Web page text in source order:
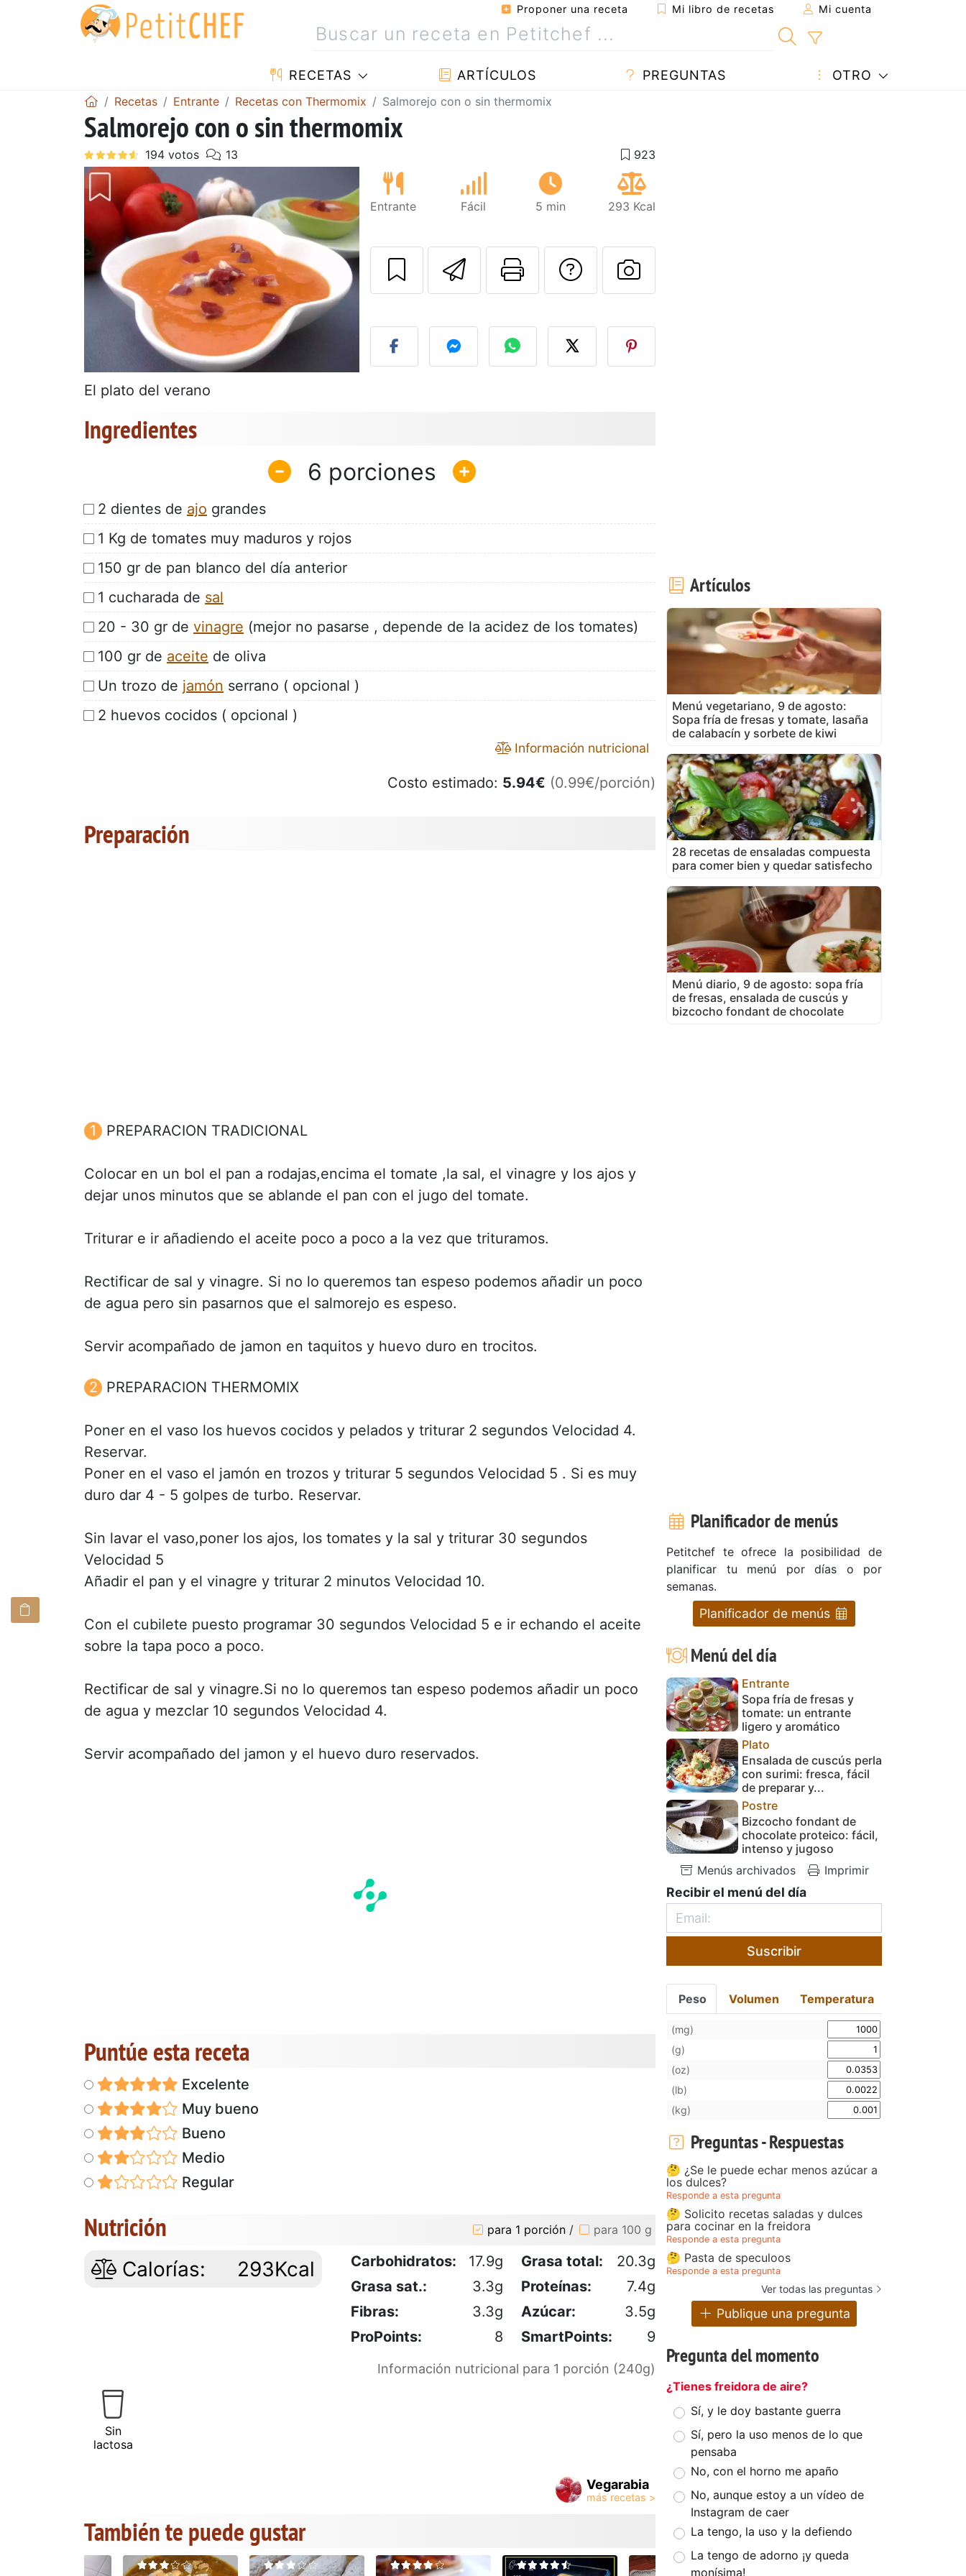
Proponer una receta Mi libro de recetas Mi cuenta
RECETAS ARTÍCULOS PREGUNTAS OTRO
Recetas Entrante Recetas con Thermomix Salmorejo con o sin thermomix
Salmorejo con o sin thermomix
Entrante Fácil 5 min 293 Kcal
Enviar esta receta a un amigo
Imprimir esta página
Preguntar al autor
Publicar la foto de esta receta
El plato del verano
Ingredientes
6
2 dientes de ajo grandes
1 Kg de tomates muy maduros y rojos
150 gr de pan blanco del día anterior
1 cucharada de sal
20 - 30 gr de vinagre (mejor no pasarse , depende de la acidez de los tomates)
100 gr de aceite de oliva
Un trozo de jamón serrano ( opcional )
2 huevos cocidos ( opcional )
Información nutricional
Costo estimado: 5.94€ (0.99€/porción)
Preparación
PREPARACION TRADICIONAL
Colocar en un bol el pan a rodajas,encima el tomate ,la sal, el vinagre y los ajos y
dejar unos minutos que se ablande el pan con el jugo del tomate.
Triturar e ir añadiendo el aceite poco a poco a la vez que trituramos.
Rectificar de sal y vinagre. Si no lo queremos tan espeso podemos añadir un poco
de agua pero sin pasarnos que el salmorejo es espeso.
Servir acompañado de jamon en taquitos y huevo duro en trocitos.
PREPARACION THERMOMIX
Poner en el vaso los huevos cocidos y pelados y triturar 2 segundos Velocidad 4.
Reservar.
Poner en el vaso el jamón en trozos y triturar 5 segundos Velocidad 5 . Si es muy
duro dar 4 - 5 golpes de turbo. Reservar.
Sin lavar el vaso,poner los ajos, los tomates y la sal y triturar 30 segundos
Velocidad 5
Añadir el pan y el vinagre y triturar 2 minutos Velocidad 10.
Con el cubilete puesto programar 30 segundos Velocidad 5 e ir echando el aceite
sobre la tapa poco a poco.
Rectificar de sal y vinagre.Si no lo queremos tan espeso podemos añadir un poco
de agua y mezclar 10 segundos Velocidad 4.
Servir acompañado del jamon y el huevo duro reservados.
Puntúe esta receta
Excelente
Muy bueno
Bueno
Medio
Regular
Nutrición para 1 porción / para 100 g
Calorías: 293Kcal Carbohidratos: 17.9g Grasa total:
20.3g
Grasa sat.:
3.3g Proteínas:
7.4g
Fibras:
3.3g Azúcar:
3.5g
ProPoints:
8 SmartPoints: 9
Información nutricional para 1 porción (240g)
Sin
lactosa
Vegarabia
También te puede gustar
Artículos
Menú vegetariano, 9 de agosto:
Sopa fría de fresas y tomate, lasaña
de calabacín y sorbete de kiwi
28 recetas de ensaladas compuesta
para comer bien y quedar satisfecho
Menú diario, 9 de agosto: sopa fría
de fresas, ensalada de cuscús y
bizcocho fondant de chocolate
Planificador de menús
Petitchef te ofrece la posibilidad de
planificar tu menú por días o por
semanas.
Planificador de menús
Menú del día
Entrante
Sopa fría de fresas y
tomate: un entrante
ligero y aromático
Plato
Ensalada de cuscús perla
con surimi: fresca, fácil
de preparar y...
Postre
Bizcocho fondant de
chocolate proteico: fácil,
intenso y jugoso
Menús archivados
Imprimir
Recibir el menú del día
Suscribir
Peso Volumen Temperatura
(mg)
(g)
(oz)
(lb)
(kg)
Preguntas - Respuestas
🤔 ¿Se le puede echar menos azúcar a
los dulces?
Responde a esta pregunta
🤔 Solicito recetas saladas y dulces
para cocinar en la freidora
Responde a esta pregunta
🤔 Pasta de speculoos
Responde a esta pregunta
Ver todas las preguntas
Publique una pregunta
Pregunta del momento
¿Tienes freidora de aire?
Sí, y le doy bastante guerra
Sí, pero la uso menos de lo que
pensaba
No, con el horno me apaño
No, aunque estoy a un vídeo de
Instagram de caer
La tengo, la uso y la defiendo
La tengo de adorno ¡y queda
monísima!